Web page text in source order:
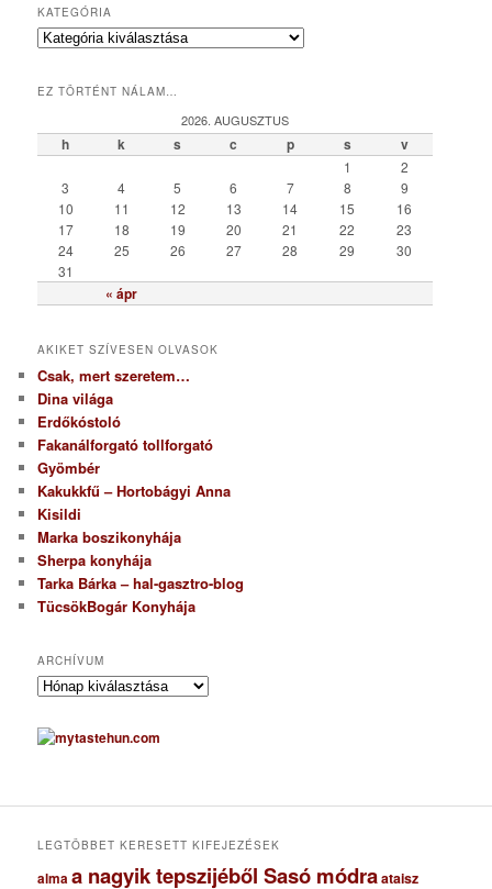
KATEGÓRIA
K
e
r
EZ TÖRTÉNT NÁLAM…
2026. AUGUSZTUS
h k s c p s v
« ápr
1
2
3
4 5 6 7 8
9
10
11 12 13 14 15
16
17
18 19 20 21 22
23
24
25 26 27 28 29
30
31
AKIKET SZÍVESEN OLVASOK
Csak, mert szeretem…
Dina világa
Erdőkóstoló
Fakanálforgató tollforgató
Gyömbér
Kakukkfű – Hortobágyi Anna
Kisildi
Marka boszikonyhája
Sherpa konyhája
Tarka Bárka – hal-gasztro-blog
TücsökBogár Konyhája
ARCHÍVUM
A
c
h
u
LEGTÖBBET KERESETT KIFEJEZÉSEK
almaa nagyik tepszijéből Sasó módraataisz